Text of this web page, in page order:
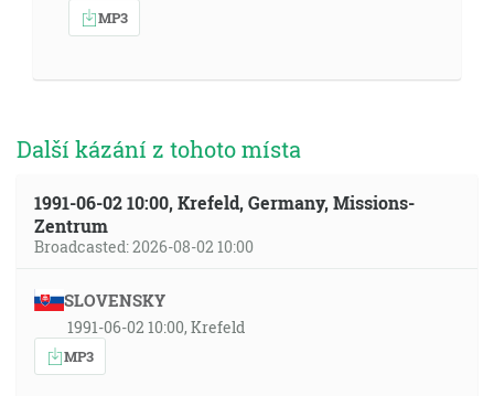
MP3
Další kázání z tohoto místa
1991-06-02 10:00, Krefeld, Germany, Missions-
Zentrum
Broadcasted: 2026-08-02 10:00
SLOVENSKY
1991-06-02 10:00, Krefeld
MP3